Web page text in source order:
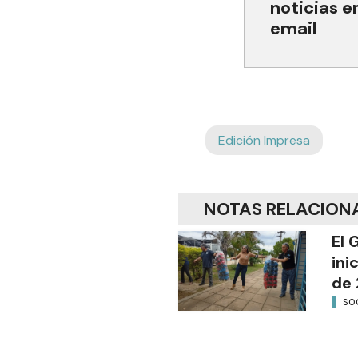
noticias
email
Edición Impresa
NOTAS
El
de